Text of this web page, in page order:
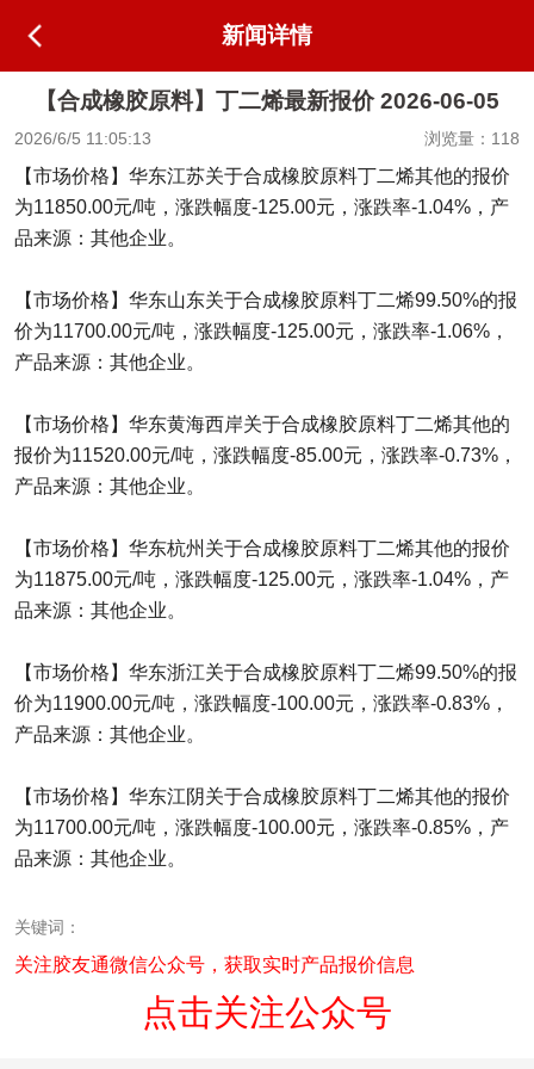
新闻详情
【合成橡胶原料】丁二烯最新报价 2026-06-05
2026/6/5 11:05:13 浏览量：118
【市场价格】华东江苏关于合成橡胶原料丁二烯其他的报价
为11850.00元/吨，涨跌幅度-125.00元，涨跌率-1.04%，产
品来源：其他企业。
【市场价格】华东山东关于合成橡胶原料丁二烯99.50%的报
价为11700.00元/吨，涨跌幅度-125.00元，涨跌率-1.06%，
产品来源：其他企业。
【市场价格】华东黄海西岸关于合成橡胶原料丁二烯其他的
报价为11520.00元/吨，涨跌幅度-85.00元，涨跌率-0.73%，
产品来源：其他企业。
【市场价格】华东杭州关于合成橡胶原料丁二烯其他的报价
为11875.00元/吨，涨跌幅度-125.00元，涨跌率-1.04%，产
品来源：其他企业。
【市场价格】华东浙江关于合成橡胶原料丁二烯99.50%的报
价为11900.00元/吨，涨跌幅度-100.00元，涨跌率-0.83%，
产品来源：其他企业。
【市场价格】华东江阴关于合成橡胶原料丁二烯其他的报价
为11700.00元/吨，涨跌幅度-100.00元，涨跌率-0.85%，产
品来源：其他企业。
关键词：
关注胶友通微信公众号，获取实时产品报价信息
点击关注公众号